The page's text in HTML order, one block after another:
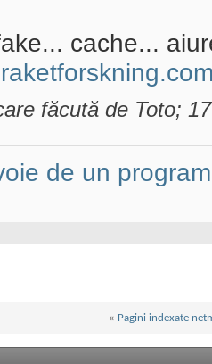
cache...
făcută de Toto;
de un
« Pagini indexate